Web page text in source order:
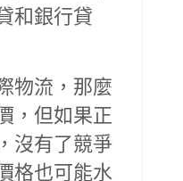
和銀行貸
物流，那麼
，但如果正
沒有了競爭
格也可能水